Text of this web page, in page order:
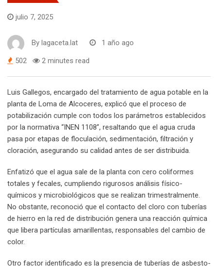
julio 7, 2025
By lagaceta.lat 1 año ago
502 2 minutes read
Luis Gallegos, encargado del tratamiento de agua potable en la
planta de Loma de Alcoceres, explicó que el proceso de
potabilización cumple con todos los parámetros establecidos
por la normativa “INEN 1108”, resaltando que el agua cruda
pasa por etapas de floculación, sedimentación, filtración y
cloración, asegurando su calidad antes de ser distribuida.
Enfatizó que el agua sale de la planta con cero coliformes
totales y fecales, cumpliendo rigurosos análisis físico-
químicos y microbiológicos que se realizan trimestralmente.
No obstante, reconoció que el contacto del cloro con tuberías
de hierro en la red de distribución genera una reacción química
que libera partículas amarillentas, responsables del cambio de
color.
Otro factor identificado es la presencia de tuberías de asbesto-